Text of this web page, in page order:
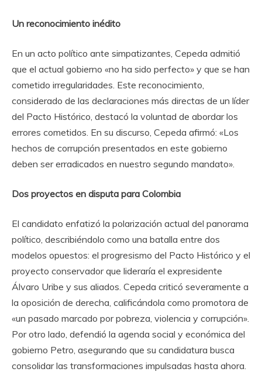
Un reconocimiento inédito
En un acto político ante simpatizantes, Cepeda admitió
que el actual gobierno «no ha sido perfecto» y que se han
cometido irregularidades. Este reconocimiento,
considerado de las declaraciones más directas de un líder
del Pacto Histórico, destacó la voluntad de abordar los
errores cometidos. En su discurso, Cepeda afirmó: «Los
hechos de corrupción presentados en este gobierno
deben ser erradicados en nuestro segundo mandato».
Dos proyectos en disputa para Colombia
El candidato enfatizó la polarización actual del panorama
político, describiéndolo como una batalla entre dos
modelos opuestos: el progresismo del Pacto Histórico y el
proyecto conservador que lideraría el expresidente
Álvaro Uribe y sus aliados. Cepeda criticó severamente a
la oposición de derecha, calificándola como promotora de
«un pasado marcado por pobreza, violencia y corrupción».
Por otro lado, defendió la agenda social y económica del
gobierno Petro, asegurando que su candidatura busca
consolidar las transformaciones impulsadas hasta ahora.